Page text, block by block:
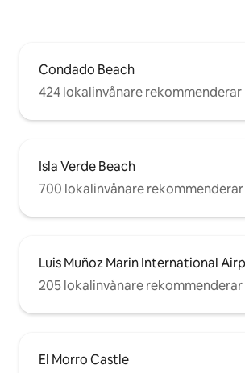
Condado Beach
424 lokalinvånare rekommenderar
Isla Verde Beach
700 lokalinvånare rekommenderar
Luis Muñoz Marin International
205 lokalinvånare rekommenderar
El Morro Castle